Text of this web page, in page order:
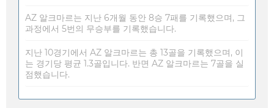
AZ 알크마르는 지난 6개월 동안 8승 7패를 기록했으며, 그
과정에서 5번의 무승부를 기록했습니다.
지난 10경기에서 AZ 알크마르는 총 13골을 기록했으며, 이
는 경기당 평균 1.3골입니다. 반면 AZ 알크마르는 7골을 실
점했습니다.